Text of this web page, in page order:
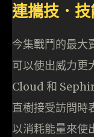
連攜技．
今集戰鬥的最大
可以使出威力更
Cloud 和
直樹接受訪問時
以消耗能量來使